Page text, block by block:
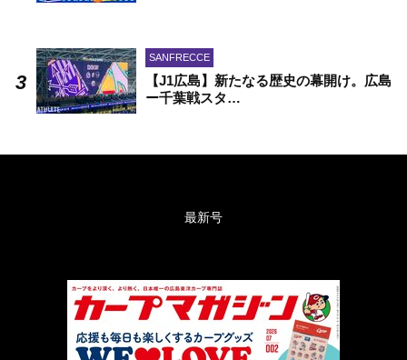
SANFRECCE
【J1広島】新たなる歴史の幕開け。広島
ー千葉戦スタ…
最新号